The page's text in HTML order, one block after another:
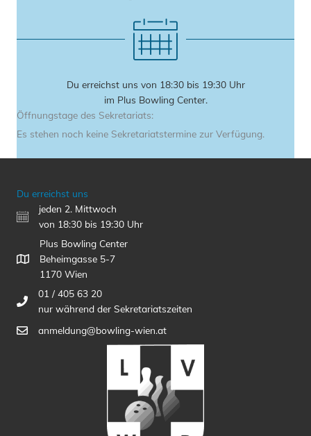
Du erreichst uns von 18:30 bis 19:30 Uhr
im Plus Bowling Center.
Öffnungstage des Sekretariats:
Es stehen noch keine Sekretariatstermine zur Verfügung.
Du erreichst uns
jeden 2. Mittwoch
von 18:30 bis 19:30 Uhr
Plus Bowling Center
Beheimgasse 5-7
1170 Wien
01 / 405 63 20
nur während der Sekretariatszeiten
anmeldung@bowling-wien.at